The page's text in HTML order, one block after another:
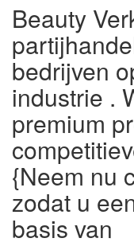
Beauty
bedrijven
industrie .
premium
{Neem nu
zodat u
basis van